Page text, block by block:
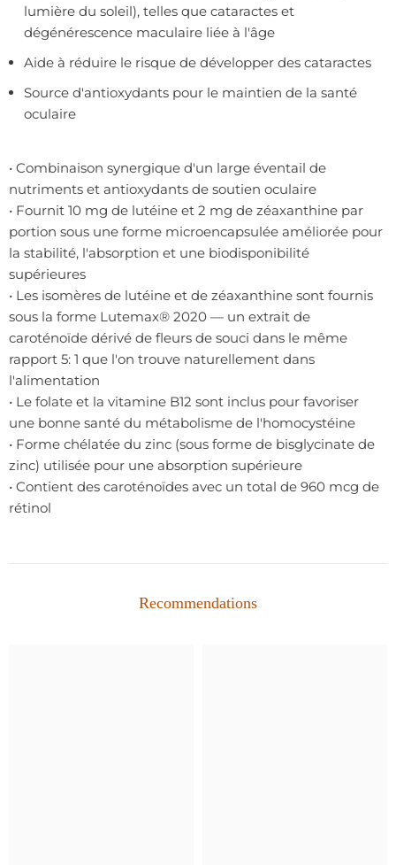
lumière du soleil), telles que cataractes et
dégénérescence maculaire liée à l'âge
Aide à réduire le risque de développer des cataractes
Source d'antioxydants pour le maintien de la santé
oculaire
• Combinaison synergique d'un large éventail de
nutriments et antioxydants de soutien oculaire
• Fournit 10 mg de lutéine et 2 mg de zéaxanthine par
portion sous une forme microencapsulée améliorée pour
la stabilité, l'absorption et une biodisponibilité
supérieures
• Les isomères de lutéine et de zéaxanthine sont fournis
sous la forme Lutemax® 2020 — un extrait de
caroténoïde dérivé de fleurs de souci dans le même
rapport 5: 1 que l'on trouve naturellement dans
l'alimentation
• Le folate et la vitamine B12 sont inclus pour favoriser
une bonne santé du métabolisme de l'homocystéine
• Forme chélatée du zinc (sous forme de bisglycinate de
zinc) utilisée pour une absorption supérieure
• Contient des caroténoïdes avec un total de 960 mcg de
rétinol
Recommendations